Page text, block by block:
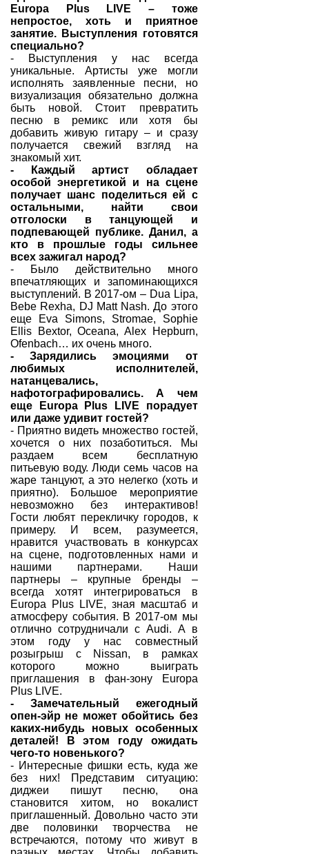
Europa Plus LIVE – тоже
непростое, хоть и приятное
занятие. Выступления готовятся
специально?
- Выступления у нас всегда
уникальные. Артисты уже могли
исполнять заявленные песни, но
визуализация обязательно должна
быть новой. Стоит превратить
песню в ремикс или хотя бы
добавить живую гитару – и сразу
получается свежий взгляд на
знакомый хит.
- Каждый артист обладает
особой энергетикой и на сцене
получает шанс поделиться ей с
остальными, найти свои
отголоски в танцующей и
подпевающей публике. Данил, а
кто в прошлые годы сильнее
всех зажигал народ?
- Было действительно много
впечатляющих и запоминающихся
выступлений. В 2017-ом – Dua Lipa,
Bebe Rexha, DJ Matt Nash. До этого
еще Eva Simons, Stromae, Sophie
Ellis Bextor, Oceana, Alex Hepburn,
Ofenbach… их очень много.
- Зарядились эмоциями от
любимых исполнителей,
натанцевались,
нафотографировались. А чем
еще Europa Plus LIVE порадует
или даже удивит гостей?
- Приятно видеть множество гостей,
хочется о них позаботиться. Мы
раздаем всем бесплатную
питьевую воду. Люди семь часов на
жаре танцуют, а это нелегко (хоть и
приятно). Большое мероприятие
невозможно без интерактивов!
Гости любят перекличку городов, к
примеру. И всем, разумеется,
нравится участвовать в конкурсах
на сцене, подготовленных нами и
нашими партнерами. Наши
партнеры – крупные бренды –
всегда хотят интегрироваться в
Europa Plus LIVE, зная масштаб и
атмосферу события. В 2017-ом мы
отлично сотрудничали с Audi. А в
этом году у нас совместный
розыгрыш с Nissan, в рамках
которого можно выиграть
приглашения в фан-зону Europa
Plus LIVE.
- Замечательный ежегодный
опен-эйр не может обойтись без
каких-нибудь новых особенных
деталей! В этом году ожидать
чего-то новенького?
- Интересные фишки есть, куда же
без них! Представим ситуацию:
диджеи пишут песню, она
становится хитом, но вокалист
приглашенный. Довольно часто эти
две половинки творчества не
встречаются, потому что живут в